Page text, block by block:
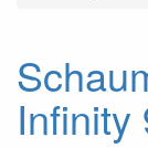
Infinity